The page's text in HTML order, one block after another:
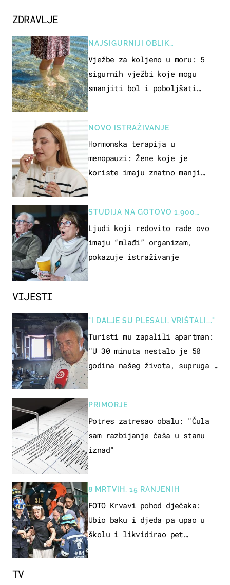
VIJESTI
"I DALJE SU PLESALI, VRIŠTALI..."
Turisti mu zapalili apartman:
"U 30 minuta nestalo je 50
godina našeg života, supruga i
PRIMORJE
Potres zatresao obalu: "Čula
sam razbijanje čaša u stanu
iznad"
8 MRTVIH, 15 RANJENIH
FOTO Krvavi pohod dječaka:
Ubio baku i djeda pa upao u
školu i likvidirao pet
ZDRAVLJE
NAJSIGURNIJI OBLIK
REKREACIJE
Vježbe za koljeno u moru: 5
sigurnih vježbi koje mogu
smanjiti bol i poboljšati
NOVO ISTRAŽIVANJE
Hormonska terapija u
menopauzi: Žene koje je
koriste imaju znatno manji
STUDIJA NA GOTOVO 1.900
OSOBA
Ljudi koji redovito rade ovo
imaju “mlađi” organizam,
pokazuje istraživanje
TV